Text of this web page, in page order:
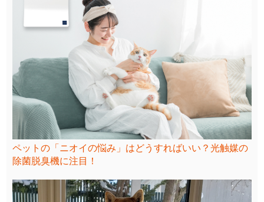
ペットの「ニオイの悩み」はどうすればいい？光触媒の
除菌脱臭機に注目！